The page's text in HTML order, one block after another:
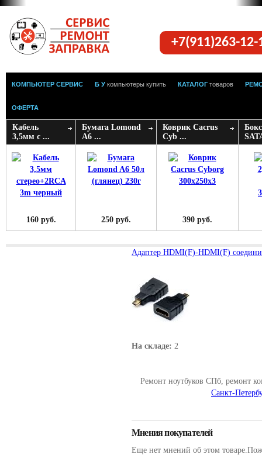
+7(911)263-
КОМПЬЮТЕР СЕРВИС Б У компьютеры купить КАТАЛОГ товаров
ОФЕРТА
Кабель
3,5мм с ...
160 руб.
Бумага Lomond
A6 ...
250 руб.
Коврик Cacrus
Cyb ...
390 руб.
Адаптер HDMI(F)-HDMI(F)
На складе: 2
Ремонт ноутбуков СПб, ремонт
Санкт-
Мнения покупателей
Еще нет мнений об этом